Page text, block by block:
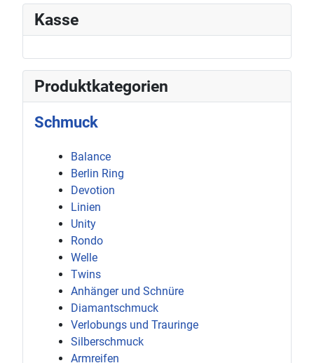
Kasse
Produktkategorien
Schmuck
Balance
Berlin Ring
Devotion
Linien
Unity
Rondo
Welle
Twins
Anhänger und Schnüre
Diamantschmuck
Verlobungs und Trauringe
Silberschmuck
Armreifen